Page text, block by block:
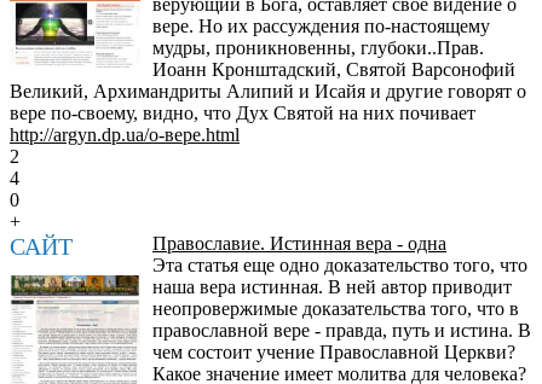
вере. Но их рассуждения по-настоящему
мудры, проникновенны, глубоки..Прав.
Иоанн Кронштадский, Святой Варсонофий
Великий, Архимандриты Алипий и Исайя и другие говорят о
вере по-своему, видно, что Дух Святой на них почивает
http://argyn.dp.ua/о-вере.html
2
4
0
+
САЙТ
Православие. Истинная вера - одна
Эта статья еще одно доказательство того, что
наша вера истинная. В ней автор приводит
неопровержимые доказательства того, что в
православной вере - правда, путь и истина. В
чем состоит учение Православной Церкви?
Какое значение имеет молитва для человека?